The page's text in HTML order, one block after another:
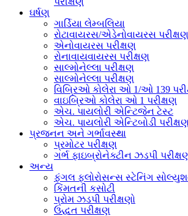
ઘર્ષણ
ગાર્ડિયા લેમ્બલિયા
રોટાવાયરસ/એડેનોવાયરસ પરીક્ષણ
એનોવાયરસ પરીક્ષણ
રોનાવાયવાયરસ પરીક્ષણ
સાલ્મોનેલ્લા પરીક્ષણ
સાલ્મોનેલ્લા પરીક્ષણ
વિબ્રિઓ કોલેરા ઓ 1/ઓ 139
વાઇબ્રિઓ કોલેરા ઓ 1 પરીક્ષણ
એચ. પાયલોરી એન્ટિજેન ટેસ્ટ
એચ. પાયલોરી એન્ટિબોડી
પ્રજનન અને ગર્ભાવસ્થા
પ્રમોટર પરીક્ષણ
ગર્ભ ફાઇબ્રોનેક્ટીન ઝડપી
અન્ય
ફંગલ ફ્લોરોસન્સ સ્ટેનિંગ
કિંમતની કસોટી
પ્રોમ ઝડપી પરીક્ષણો
ઉદ્ધત પરીક્ષણ